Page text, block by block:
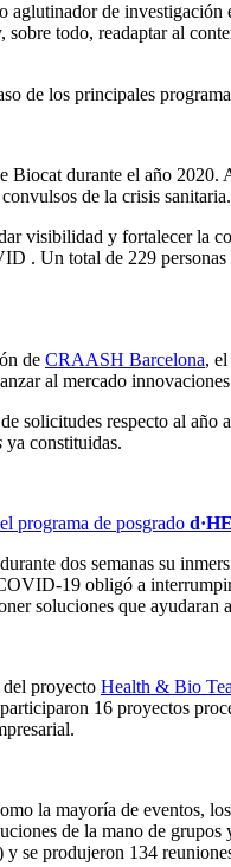
aglutinador de
todo, readaptar al
de los principales
Biocat durante el año 2020.
de la crisis
visibilidad y fortalecer la
. Un total de 229 personas
de CRAASH Barcelona,
al mercado
solicitudes respecto al año
ya constituidas.
programa de posgrado
dos semanas su
19 obligó a
soluciones que
del proyecto Health & Bio
16 proyectos
la mayoría de eventos,
de la mano de
se produjeron 134